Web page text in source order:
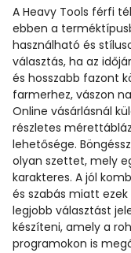
A Heavy Tools férfi
ebben a
használható és
választás, ha az
és hosszabb fazont
farmerhez, vászon
Online vásárlásnál
részletes
lehetősége.
olyan szettet, mely
karakteres. A jól
és szabás miatt
legjobb választást
készíteni, amely a
programokon is